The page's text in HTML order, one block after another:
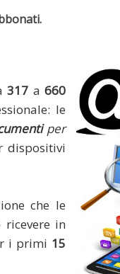
317 a660
le
per
dispositivi
che le
in
i primi 15